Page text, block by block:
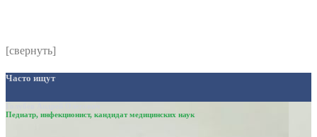
[свернуть]
Часто ищут
Педиатр, инфекционист, кандидат медицинских наук